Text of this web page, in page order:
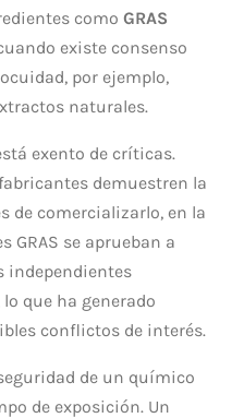
como GRAS
existe consenso
por ejemplo,
naturales.
exento de críticas.
demuestren la
de comercializarlo, en la
se aprueban a
independientes
que ha generado
conflictos de interés.
de un químico
de exposición. Un